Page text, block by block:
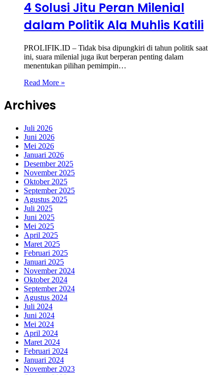
4 Solusi Jitu Peran Milenial
dalam Politik Ala Muhlis Katili
PROLIFIK.ID – Tidak bisa dipungkiri di tahun politik saat
ini, suara milenial juga ikut berperan penting dalam
menentukan pilihan pemimpin…
Read More »
Archives
Juli 2026
Juni 2026
Mei 2026
Januari 2026
Desember 2025
November 2025
Oktober 2025
September 2025
Agustus 2025
Juli 2025
Juni 2025
Mei 2025
April 2025
Maret 2025
Februari 2025
Januari 2025
November 2024
Oktober 2024
September 2024
Agustus 2024
Juli 2024
Juni 2024
Mei 2024
April 2024
Maret 2024
Februari 2024
Januari 2024
November 2023